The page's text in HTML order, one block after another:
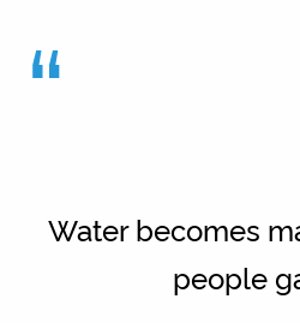
“
Water becomes
people